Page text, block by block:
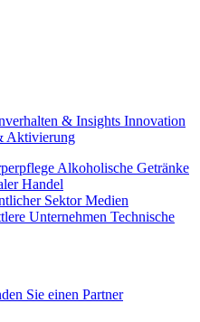
& Insights Innovation
Aktivierung
Alkoholische Getränke
Handel
Sektor Medien
Unternehmen Technische
Sie einen Partner